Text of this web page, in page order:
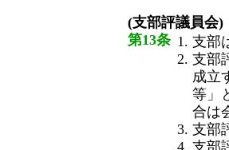
(支部評議員会)
第13条
支部
支部
成立
等」
合は
支部
支部